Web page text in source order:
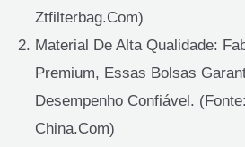
Ztfilterbag.com)
Material De Alta Qualidade:
Premium, Essas Bolsas
Desempenho Confiável.
China.com)